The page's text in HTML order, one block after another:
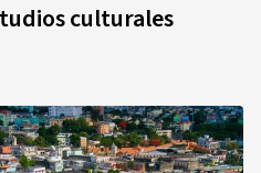
culturales